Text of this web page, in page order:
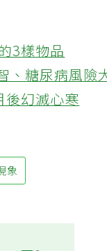
3樣物品
、糖尿病風險
後幻滅心寒
象